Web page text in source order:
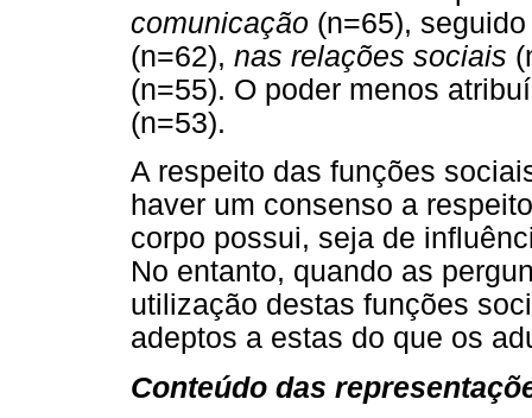
comunicação (n=65),
(n=62), nas relações sociais
(n=55). O poder menos
(n=53).
A respeito das funções
haver um consenso a
corpo possui, seja de
No entanto, quando as
utilização destas funções
adeptos a estas do que os
Conteúdo das